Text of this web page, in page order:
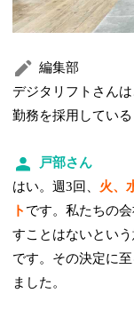
編集部
デジタリフトさん
勤務を採用している
戸部さん
はい。週3回、 火、
ト です。私たちの
すことはないとい
です。その決定に
ました。